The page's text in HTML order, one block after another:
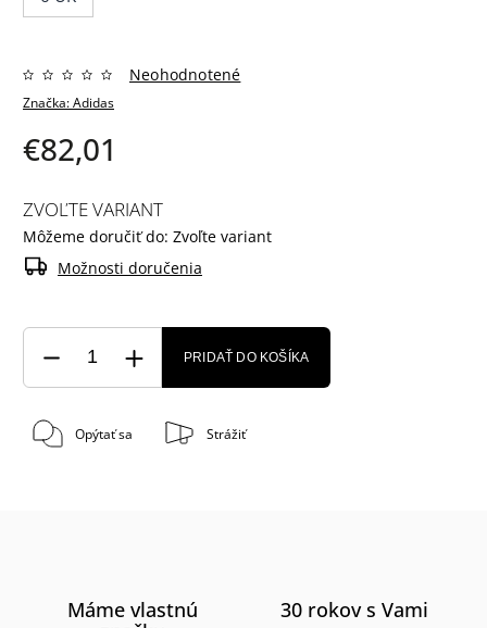
Značka:Adidas
Neohodnotené
€82,01
ZVOĽTE VARIANT
Môžeme doručiť do: Zvoľte variant
Možnosti doručenia
PRIDAŤ DO KOŠÍKA
Opýtať sa Strážiť
Máme vlastnú
30 rokov s Vami